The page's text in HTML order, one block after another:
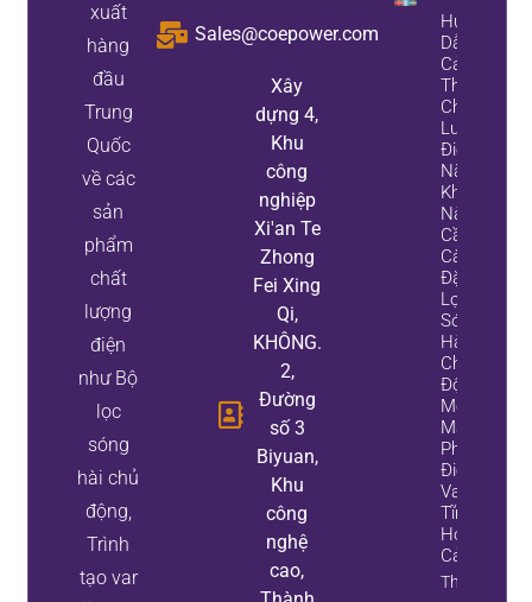
xuất
hàng
đầu
Trung
Quốc
về các
sản
phẩm
chất
lượng
điện
như Bộ
lọc
sóng
hài chủ
động,
Trình
tạo var
Sales@coepower.com
Xây
dựng 4,
Khu
công
nghiệp
Xi'an Te
Zhong
Fei Xing
Qi,
KHÔNG.
2,
Đường
số 3
Biyuan,
Khu
công
nghệ
cao,
Hướng
Dẫn
Cải
Thiện
Chất
Lượng
Điện
Năng:
Khi
Nào
Cần
Cài
Đặt Bộ
Lọc
Sóng
Hài
Chủ
Động,
Một
Máy
Phát
Điện
Var
Tĩnh,
Hoặc
Cả Hai
Thông